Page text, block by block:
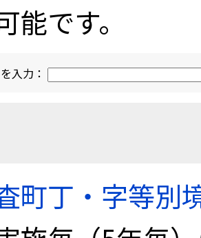
能です。
入力：
町丁・字等別